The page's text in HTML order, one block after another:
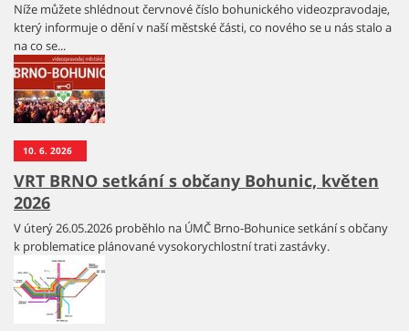
Níže můžete shlédnout červnové číslo bohunického videozpravodaje,
který informuje o dění v naší městské části, co nového se u nás stalo a
na co se...
10. 6. 2026
VRT BRNO setkání s občany Bohunic, květen
2026
V úterý 26.05.2026 proběhlo na ÚMČ Brno-Bohunice setkání s občany
k problematice plánované vysokorychlostní trati zastávky.